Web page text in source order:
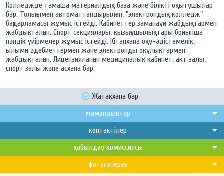
Колледжде тамаша материалдық база және білікті оқытушылар
бар. Толығымен автоматтандырылған, "электрондық колледж"
бағдарламасы жұмыс істейді. Кабинеттер заманауи жабдықтармен
жабдықталған. Спорт секциялары, қызығушылықтары бойынша
пәндік үйірмелер жұмыс істейді. Кітапхана оқу-әдістемелік,
ғылыми әдебиеттермен және электронды оқулықтармен
жабдықталған. Лицензияланған медициналық кабинет, акт залы,
спорт залы және асхана бар.
Жатақхана бар
мамандықтар
контактілер
қабылдау комиссиясы
фотогалерея